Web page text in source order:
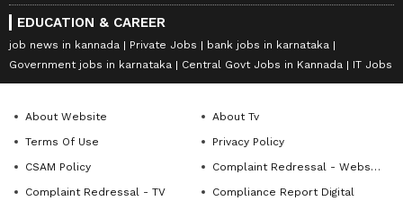
EDUCATION & CAREER
job news in kannada Private Jobs
bank jobs in karnataka
Government jobs in karnataka
Central Govt Jobs in Kannada IT Jobs
About Website
About Tv
Terms Of Use
Privacy Policy
CSAM Policy
Complaint Redressal - Website
Complaint Redressal - TV
Compliance Report Digital